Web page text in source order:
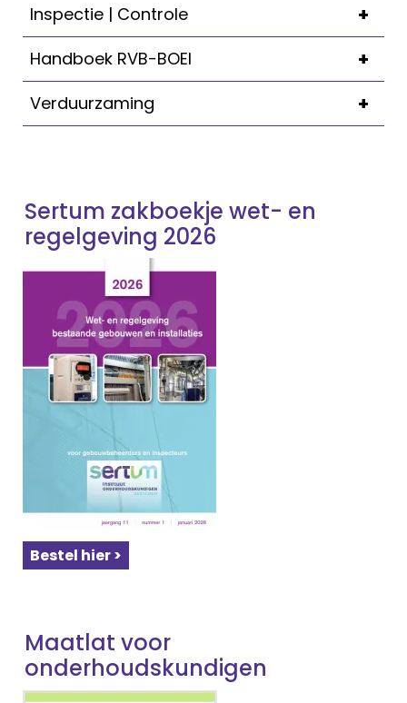
+
Inspectie | Controle
+
Handboek RVB-BOEI
+
Verduurzaming
Sertum zakboekje wet- en
regelgeving 2026
Bestel hier >
Maatlat voor
onderhoudskundigen